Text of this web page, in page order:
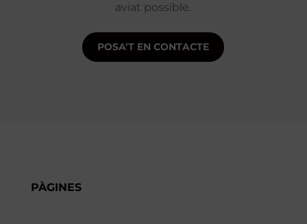
aviat possible.
POSA’T EN CONTACTE
PÀGINES